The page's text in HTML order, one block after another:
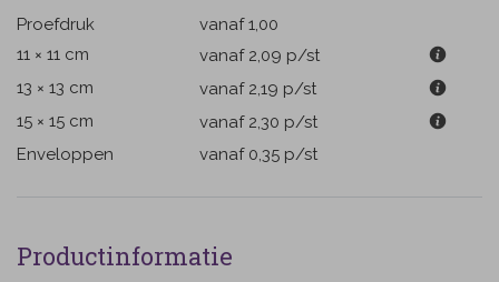
Proefdruk
vanaf 1,00
11 × 11 cm
vanaf 2,09 p/st
13 × 13 cm
vanaf 2,19 p/st
15 × 15 cm
vanaf 2,30 p/st
Enveloppen
vanaf 0,35 p/st
Productinformatie